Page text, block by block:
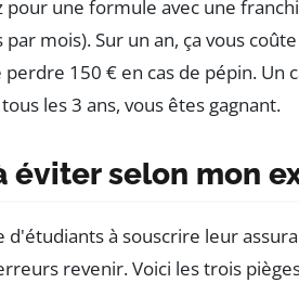
pour une formule avec une
mois). Sur un an, ça vous
150 € en cas de pépin. Un
les 3 ans, vous êtes gagnant.
éviter selon mon
d'étudiants à souscrire leur
revenir. Voici les trois